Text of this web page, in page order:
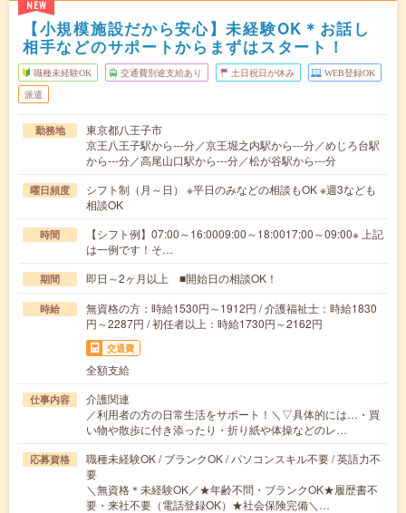
NEW
【小規模施設だから安心】未経験OK＊お話し
相手などのサポートからまずはスタート！
職種未経験OK 交通費別途支給あり 土日祝日が休み WEB登録OK
派遣
勤務地
東京都八王子市
京王八王子駅から---分／京王堀之内駅から---分／めじろ台駅
から---分／高尾山口駅から---分／松が谷駅から---分
曜日頻度
シフト制（月～日） ※平日のみなどの相談もOK ※週3なども
相談OK
時間
【シフト例】07:00～16:0009:00～18:0017:00～09:00※ 上記
は一例です！そ…
期間 即日～2ヶ月以上 ■開始日の相談OK！
時給
無資格の方：時給1530円～1912円 / 介護福祉士：時給1830
円～2287円 / 初任者以上：時給1730円～2162円
交通費
全額支給
仕事内容
介護関連
／利用者の方の日常生活をサポート！＼▽具体的には…・買
い物や散歩に付き添ったり・折り紙や体操などのレ…
応募資格
職種未経験OK / ブランクOK / パソコンスキル不要 / 英語力不
要
＼無資格＊未経験OK／★年齢不問・ブランクOK★履歴書不
要・来社不要（電話登録OK）★社会保険完備＼…